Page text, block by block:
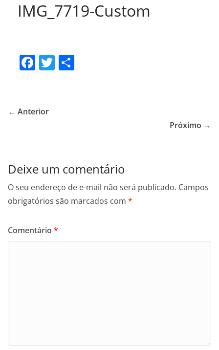
IMG_7719-Custom
F
e
k
T
← Anterior
Próximo →
Deixe um comentário
O seu endereço de e-mail não será publicado. Campos
obrigatórios são marcados com *
Comentário *